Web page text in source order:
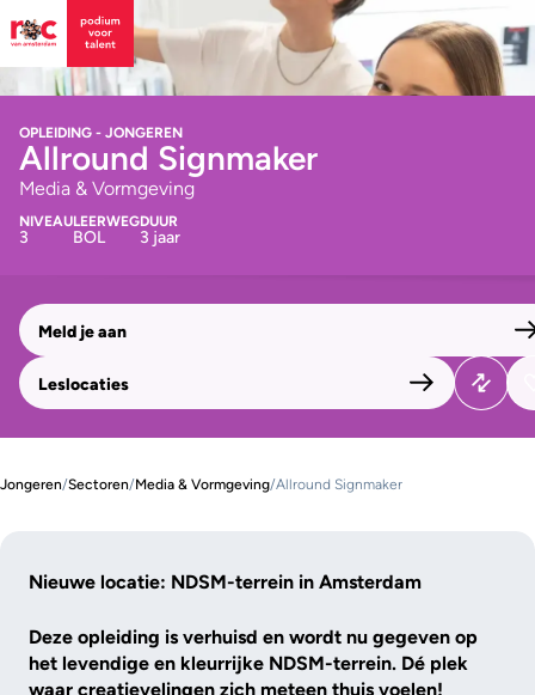
OPLEIDING - JONGEREN
Allround Signmaker
Media & Vormgeving
NIVEAU
3
LEERWEG
BOL
DUUR
3 jaar
Meld je aan
Leslocaties
Jongeren/Sectoren/Media & Vormgeving/Allround Signmaker
Nieuwe locatie: NDSM-terrein in Amsterdam
Deze opleiding is verhuisd en wordt nu gegeven op
het levendige en kleurrijke NDSM-terrein. Dé plek
waar creatievelingen zich meteen thuis voelen!